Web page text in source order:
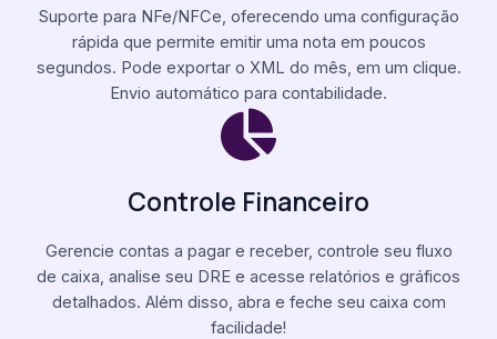
Suporte para NFe/NFCe, oferecendo uma configuração
rápida que permite emitir uma nota em poucos
segundos. Pode exportar o XML do mês, em um clique.
Envio automático para contabilidade.
Controle Financeiro
Gerencie contas a pagar e receber, controle seu fluxo
de caixa, analise seu DRE e acesse relatórios e gráficos
detalhados. Além disso, abra e feche seu caixa com
facilidade!